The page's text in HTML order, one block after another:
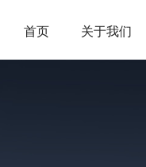
首页 关于我们